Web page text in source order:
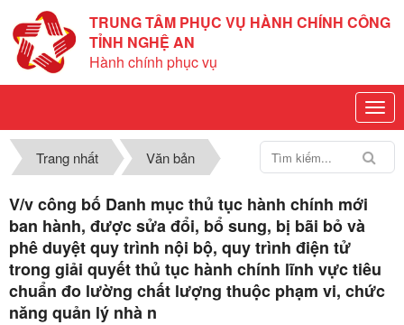
TRUNG TÂM PHỤC VỤ HÀNH CHÍNH CÔNG
TỈNH NGHỆ AN
Hành chính phục vụ
Trang nhất Văn bản
V/v công bố Danh mục thủ tục hành chính mới
ban hành, được sửa đổi, bổ sung, bị bãi bỏ và
phê duyệt quy trình nội bộ, quy trình điện tử
trong giải quyết thủ tục hành chính lĩnh vực tiêu
chuẩn đo lường chất lượng thuộc phạm vi, chức
năng quản lý nhà n